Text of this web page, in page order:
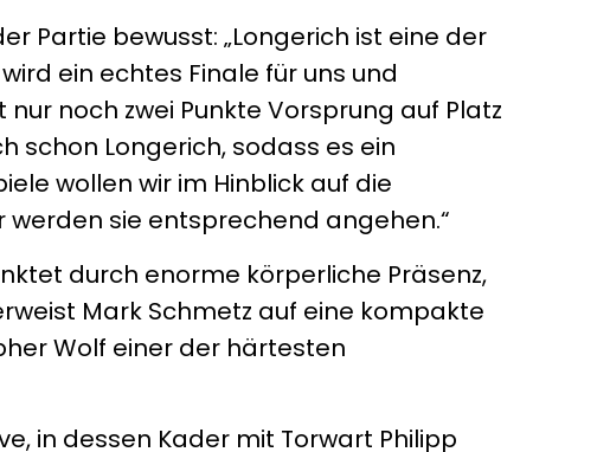
Partie bewusst: „Longerich ist eine der
ein echtes Finale für uns und
noch zwei Punkte Vorsprung auf Platz
schon Longerich, sodass es ein
wollen wir im Hinblick auf die
sie entsprechend angehen.“
durch enorme körperliche Präsenz,
Mark Schmetz auf eine kompakte
Wolf einer der härtesten
in dessen Kader mit Torwart Philipp